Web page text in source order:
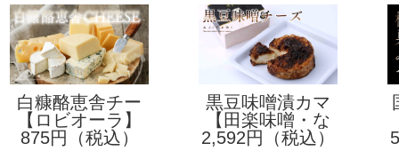
白糠酪恵舎チー
ズ
【ロビオーラ】
875円（税込）
黒豆味噌漬カマ
ンベールチーズ
セット
【田楽味噌・な
んばん味噌】
2,592円（税込）